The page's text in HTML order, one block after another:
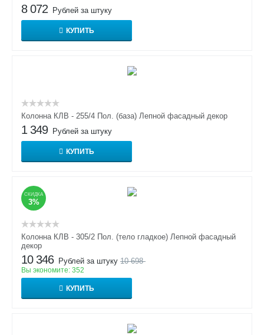
8 072 Рублей за штуку
КУПИТЬ
Колонна КЛВ - 255/4 Пол. (база) Лепной фасадный декор
1 349 Рублей за штуку
КУПИТЬ
СКИДКА
3%
Колонна КЛВ - 305/2 Пол. (тело гладкое) Лепной фасадный
декор
10 346 Рублей за штуку 10 698
Вы экономите: 352
КУПИТЬ